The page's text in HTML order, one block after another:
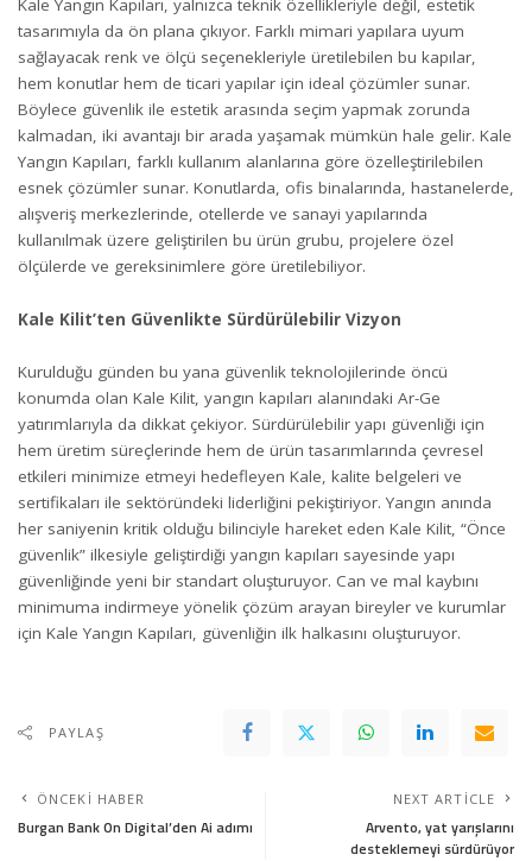
Kale Yangın Kapıları, yalnızca teknik özellikleriyle değil, estetik
tasarımıyla da ön plana çıkıyor. Farklı mimari yapılara uyum
sağlayacak renk ve ölçü seçenekleriyle üretilebilen bu kapılar,
hem konutlar hem de ticari yapılar için ideal çözümler sunar.
Böylece güvenlik ile estetik arasında seçim yapmak zorunda
kalmadan, iki avantajı bir arada yaşamak mümkün hale gelir. Kale
Yangın Kapıları, farklı kullanım alanlarına göre özelleştirilebilen
esnek çözümler sunar. Konutlarda, ofis binalarında, hastanelerde,
alışveriş merkezlerinde, otellerde ve sanayi yapılarında
kullanılmak üzere geliştirilen bu ürün grubu, projelere özel
ölçülerde ve gereksinimlere göre üretilebiliyor.
Kale Kilit’ten Güvenlikte Sürdürülebilir Vizyon
Kurulduğu günden bu yana güvenlik teknolojilerinde öncü
konumda olan Kale Kilit, yangın kapıları alanındaki Ar-Ge
yatırımlarıyla da dikkat çekiyor. Sürdürülebilir yapı güvenliği için
hem üretim süreçlerinde hem de ürün tasarımlarında çevresel
etkileri minimize etmeyi hedefleyen Kale, kalite belgeleri ve
sertifikaları ile sektöründeki liderliğini pekiştiriyor. Yangın anında
her saniyenin kritik olduğu bilinciyle hareket eden Kale Kilit, “Önce
güvenlik” ilkesiyle geliştirdiği yangın kapıları sayesinde yapı
güvenliğinde yeni bir standart oluşturuyor. Can ve mal kaybını
minimuma indirmeye yönelik çözüm arayan bireyler ve kurumlar
için Kale Yangın Kapıları, güvenliğin ilk halkasını oluşturuyor.
PAYLAŞ
ÖNCEKI HABER
Burgan Bank On Digital’den Ai adımı
NEXT ARTICLE
Arvento, yat yarışlarını
desteklemeyi sürdürüyor